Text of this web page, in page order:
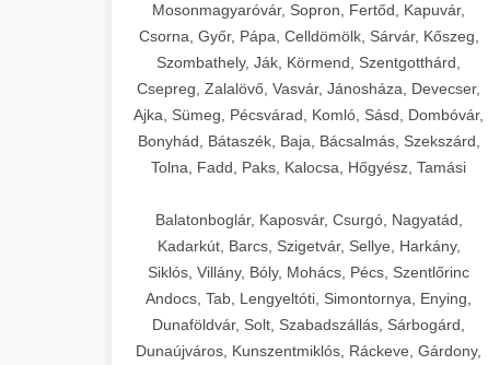
Mosonmagyaróvár, Sopron, Fertőd, Kapuvár,
Csorna, Győr, Pápa, Celldömölk, Sárvár, Kőszeg,
Szombathely, Ják, Körmend, Szentgotthárd,
Csepreg, Zalalövő, Vasvár, Jánosháza, Devecser,
Ajka, Sümeg, Pécsvárad, Komló, Sásd, Dombóvár,
Bonyhád, Bátaszék, Baja, Bácsalmás, Szekszárd,
Tolna, Fadd, Paks, Kalocsa, Hőgyész, Tamási
Balatonboglár, Kaposvár, Csurgó, Nagyatád,
Kadarkút, Barcs, Szigetvár, Sellye, Harkány,
Siklós, Villány, Bóly, Mohács, Pécs, Szentlőrinc
Andocs, Tab, Lengyeltóti, Simontornya, Enying,
Dunaföldvár, Solt, Szabadszállás, Sárbogárd,
Dunaújváros, Kunszentmiklós, Ráckeve, Gárdony,